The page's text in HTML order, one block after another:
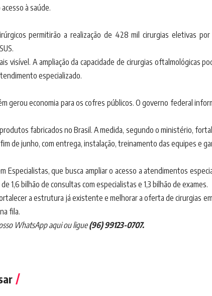
à saúde.
permitirão a realização de 428 mil cirurgias eletivas
visível. A ampliação da capacidade de cirurgias oftalmológicas
especializado.
gerou economia para os cofres públicos. O governo federal
fabricados no Brasil. A medida, segundo o ministério,
de junho, com entrega, instalação, treinamento das equipes e
Especialistas, que busca ampliar o acesso a atendimentos
1,6 bilhão de consultas com especialistas e 1,3 bilhão de exames.
a estrutura já existente e melhorar a oferta de cirurgias
fila.
WhatsApp aquiou ligue(96) 99123-0707.